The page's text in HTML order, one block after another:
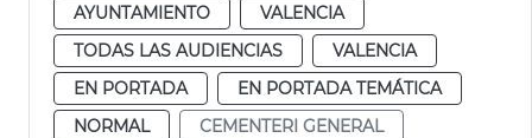
AYUNTAMIENTO
VALENCIA
TODAS LAS AUDIENCIAS
VALENCIA
EN PORTADA
EN PORTADA TEMÁTICA
NORMAL
CEMENTERI GENERAL